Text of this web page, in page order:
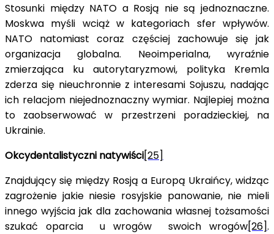
Stosunki między NATO a Rosją nie są jednoznaczne.
Moskwa myśli wciąż w kategoriach sfer wpływów.
NATO natomiast coraz częściej zachowuje się jak
organizacja globalna. Neoimperialna, wyraźnie
zmierzająca ku autorytaryzmowi, polityka Kremla
zderza się nieuchronnie z interesami Sojuszu, nadając
ich relacjom niejednoznaczny wymiar. Najlepiej można
to zaobserwować w przestrzeni poradzieckiej, na
Ukrainie.
Okcydentalistyczni natywiści[25]
Znajdujący się między Rosją a Europą Ukraińcy, widząc
zagrożenie jakie niesie rosyjskie panowanie, nie mieli
innego wyjścia jak dla zachowania własnej tożsamości
szukać oparcia u wrogów swoich wrogów[26].